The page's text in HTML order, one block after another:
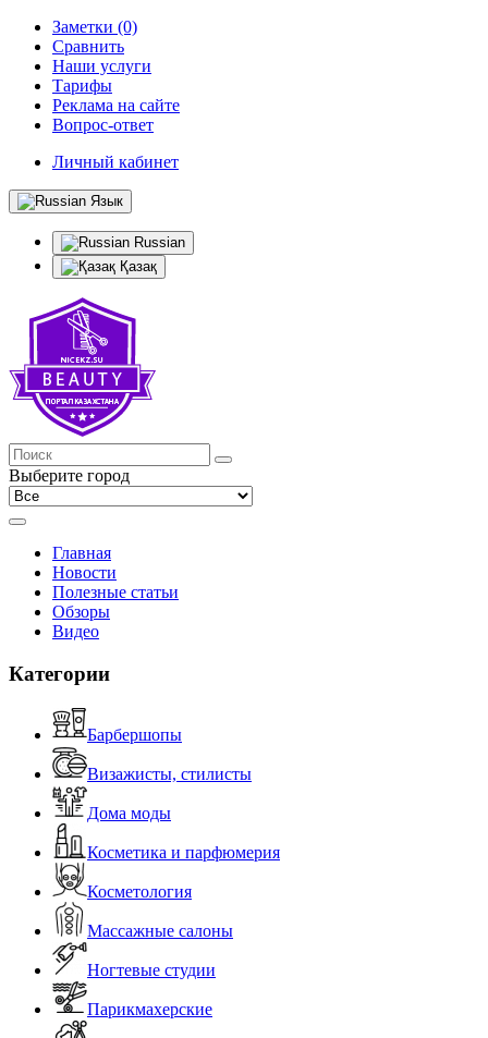
Заметки (0)
Сравнить
Наши услуги
Тарифы
Реклама на сайте
Вопрос-ответ
Личный кабинет
Язык
Russian
Қазақ
Выберите город
Главная
Новости
Полезные статьи
Обзоры
Видео
Категории
Барбершопы
Визажисты, стилисты
Дома моды
Косметика и парфюмерия
Косметология
Массажные салоны
Ногтевые студии
Парикмахерские